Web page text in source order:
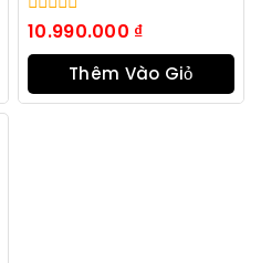
0
trong
số
10.990.000 ₫
Thêm Vào Giỏ
Hàng